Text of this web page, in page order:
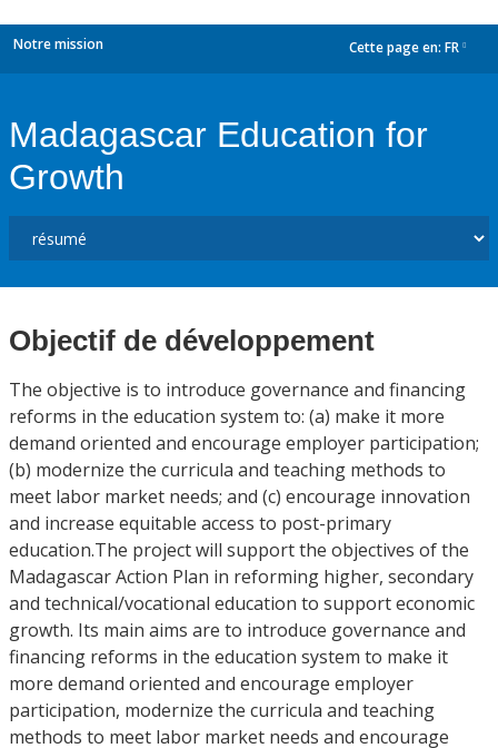
Notre mission Cette page en: FR
Madagascar Education for
Growth
Objectif de développement
The objective is to introduce governance and financing
reforms in the education system to: (a) make it more
demand oriented and encourage employer participation;
(b) modernize the curricula and teaching methods to
meet labor market needs; and (c) encourage innovation
and increase equitable access to post-primary
education.The project will support the objectives of the
Madagascar Action Plan in reforming higher, secondary
and technical/vocational education to support economic
growth. Its main aims are to introduce governance and
financing reforms in the education system to make it
more demand oriented and encourage employer
participation, modernize the curricula and teaching
methods to meet labor market needs and encourage